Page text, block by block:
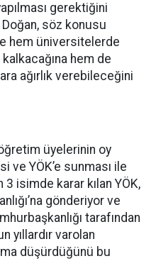
gerektiğini
söz konusu
hem üniversitelerde
hem de
ağırlık verebileceğini
üyelerinin oy
ve YÖK’e sunması ile
3 isimde karar kılan YÖK,
gönderiyor ve
tarafından
yıllardır varolan
düşürdüğünü bu